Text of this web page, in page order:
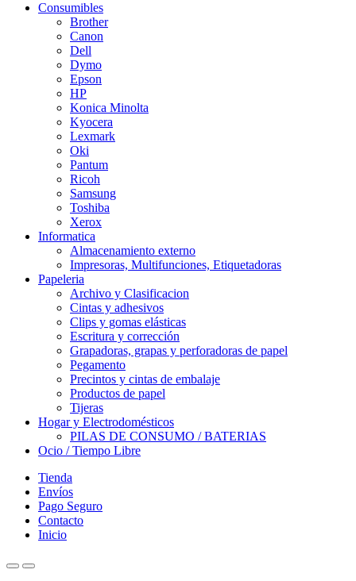
Consumibles
Brother
Canon
Dell
Dymo
Epson
HP
Konica Minolta
Kyocera
Lexmark
Oki
Pantum
Ricoh
Samsung
Toshiba
Xerox
Informatica
Almacenamiento externo
Impresoras, Multifunciones, Etiquetadoras
Papeleria
Archivo y Clasificacion
Cintas y adhesivos
Clips y gomas elásticas
Escritura y corrección
Grapadoras, grapas y perforadoras de papel
Pegamento
Precintos y cintas de embalaje
Productos de papel
Tijeras
Hogar y Electrodomésticos
PILAS DE CONSUMO / BATERIAS
Ocio / Tiempo Libre
Tienda
Envíos
Pago Seguro
Contacto
Inicio